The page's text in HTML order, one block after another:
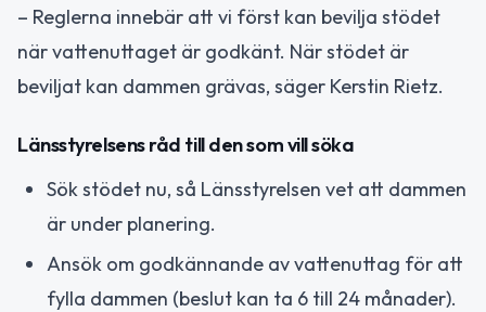
– Reglerna innebär att vi först kan bevilja stödet
när vattenuttaget är godkänt. När stödet är
beviljat kan dammen grävas, säger Kerstin Rietz.
Länsstyrelsens råd till den som vill söka
Sök stödet nu, så Länsstyrelsen vet att dammen
är under planering.
Ansök om godkännande av vattenuttag för att
fylla dammen (beslut kan ta 6 till 24 månader).